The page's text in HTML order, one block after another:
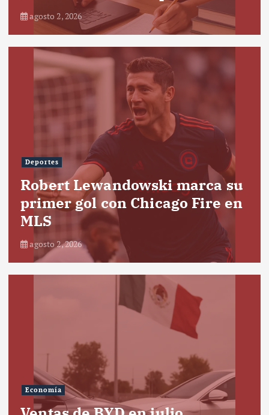
agosto 2, 2026
Deportes
Robert Lewandowski marca su
primer gol con Chicago Fire en
MLS
agosto 2, 2026
Economía